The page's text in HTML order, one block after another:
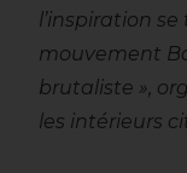
l’inspiration
mouvement
brutaliste »,
les intérieurs